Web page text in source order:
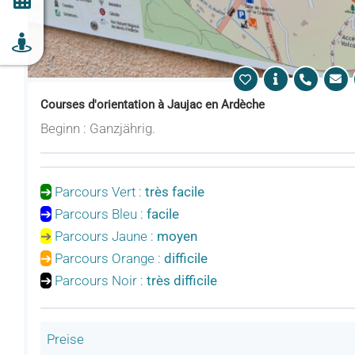
Courses d'orientation à Jaujac en Ardèche
Beginn : Ganzjährig.
➔ Parcours Vert : très facile
➔ Parcours Bleu : facile
➔ Parcours Jaune : moyen
➔ Parcours Orange : difficile
➔ Parcours Noir : très difficile
Preise